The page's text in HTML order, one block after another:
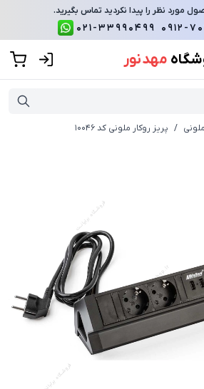
مورد نظر را پیدا نکردید تماس بگیرید.
0912-
021-33990499
مهد نور
/ پریز روکار ملونی کد 10046